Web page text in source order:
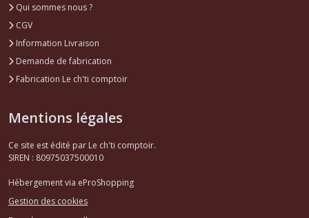
Qui sommes nous ?
CGV
Information Livraison
Demande de fabrication
Fabrication Le ch'ti comptoir
Mentions légales
Ce site est édité par Le ch'ti comptoir.
SIREN : 80975037500010
Hébergement via eProShopping
Gestion des cookies